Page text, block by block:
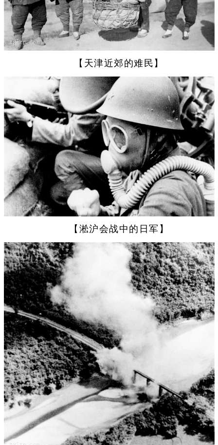
【天津近郊的难民】
【淞沪会战中的日军】